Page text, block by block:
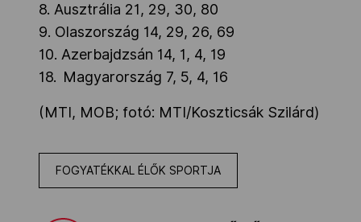
8. Ausztrália 21, 29, 30, 80
9. Olaszország 14, 29, 26, 69
10. Azerbajdzsán 14, 1, 4, 19
18. Magyarország 7, 5, 4, 16
(MTI, MOB; fotó: MTI/Koszticsák Szilárd)
FOGYATÉKKAL ÉLŐK SPORTJA